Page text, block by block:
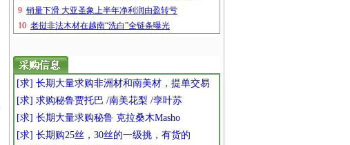
[求] 长期大量求购非洲材和南美材，提单交易
[求] 求购秘鲁贾托巴 /南美花梨 /孪叶苏
[求] 长期大量求购秘鲁 克拉桑木Masho
[求] 长期购25丝，30丝的一级挑，有货的